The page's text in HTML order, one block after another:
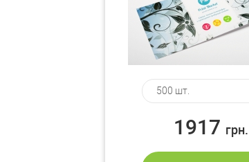
1917 грн.